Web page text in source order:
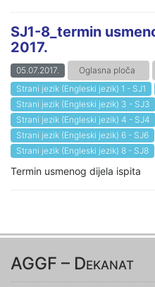
SJ1-8_termin
2017.
05.07.2017. Oglasna ploča
Strani jezik (Engleski jezik) 1 - SJ1
Strani jezik (Engleski jezik) 3 - SJ3
Strani jezik (Engleski jezik) 4 - SJ4
Strani jezik (Engleski jezik) 6 - SJ6
Strani jezik (Engleski jezik) 8 - SJ8
Termin usmenog dijela ispita
AGGF – Dekanat